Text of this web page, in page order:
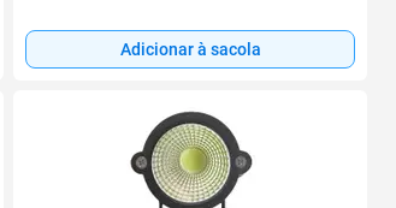
Adicionar à sacola